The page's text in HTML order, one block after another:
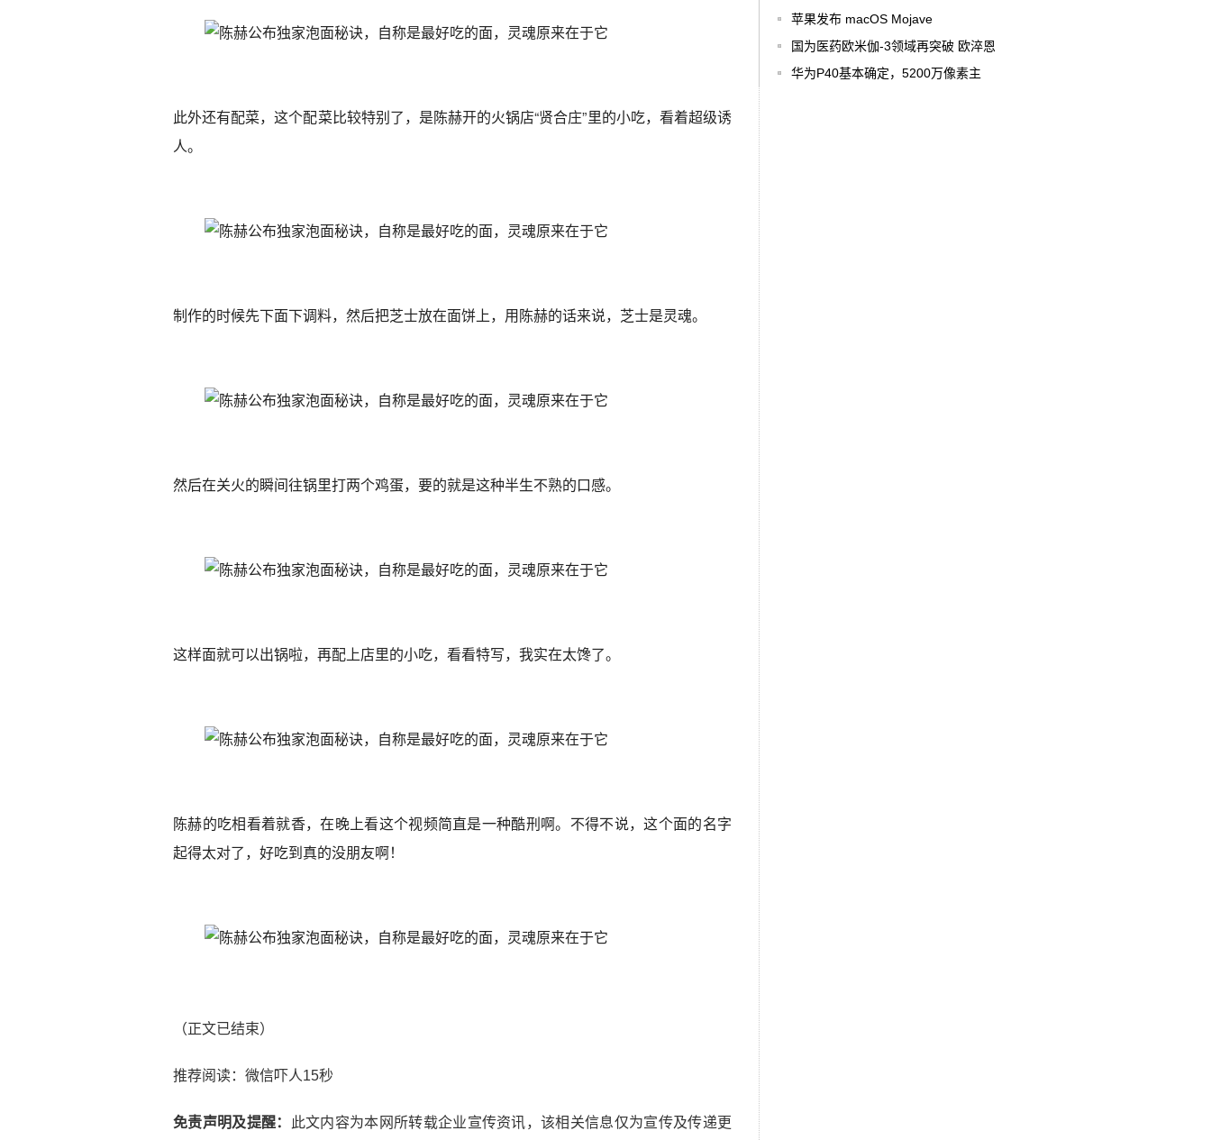
此外还有配菜，这个配菜比较特别了，是陈赫开的火锅店“贤合庄”里的小吃，看着超级诱
人。
制作的时候先下面下调料，然后把芝士放在面饼上，用陈赫的话来说，芝士是灵魂。
然后在关火的瞬间往锅里打两个鸡蛋，要的就是这种半生不熟的口感。
这样面就可以出锅啦，再配上店里的小吃，看看特写，我实在太馋了。
陈赫的吃相看着就香，在晚上看这个视频简直是一种酷刑啊。不得不说，这个面的名字
起得太对了，好吃到真的没朋友啊！
（正文已结束）
推荐阅读： 微信吓人15秒
免责声明及提醒： 此文内容为本网所转载企业宣传资讯，该相关信息仅为宣传及传递更
苹果发布 macOS Mojave
国为医药欧米伽-3领域再突破 欧淬恩
华为P40基本确定，5200万像素主